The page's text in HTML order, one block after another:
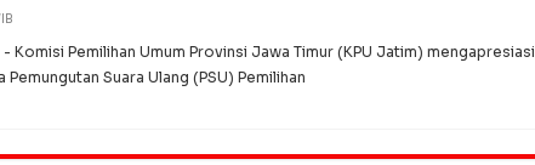
- Komisi Pemilihan Umum Provinsi Jawa Timur (KPU Jatim) mengapresiasi
Pemungutan Suara Ulang (PSU) Pemilihan